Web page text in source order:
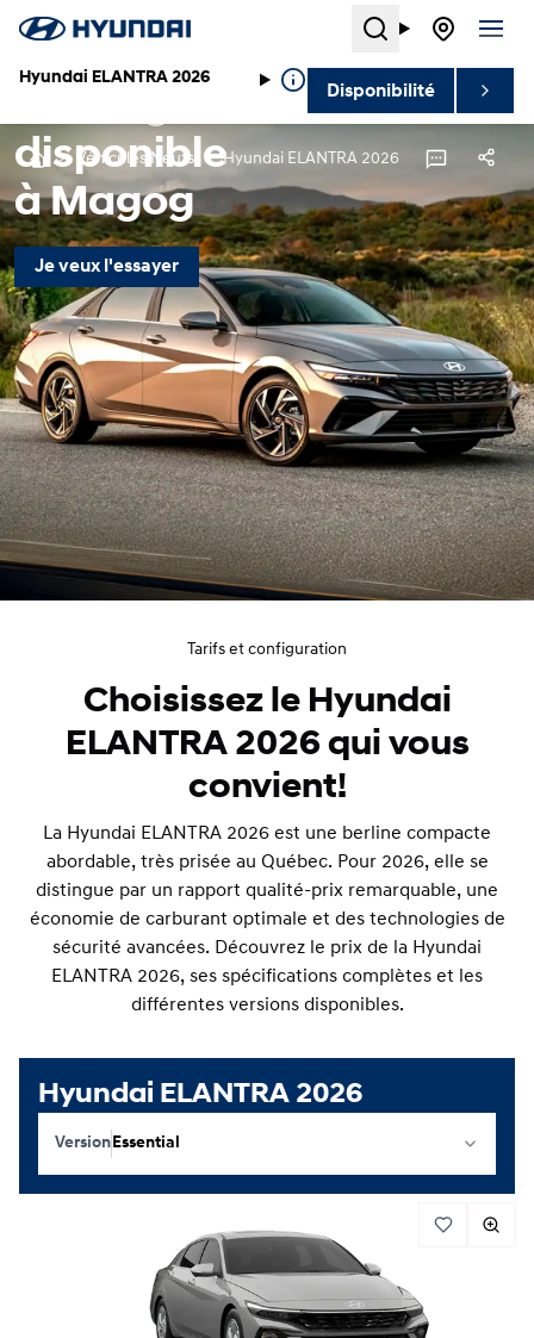
Search
Hyundai ELANTRA 2026
Disponibilité
> Véhicules Neufs > Hyundai ELANTRA 2026
Saisissante
sous tous
disponible
à Magog
Je veux l'essayer
Tarifs et configuration
Choisissez le Hyundai
ELANTRA 2026 qui vous
convient!
La Hyundai ELANTRA 2026 est une berline compacte
abordable, très prisée au Québec. Pour 2026, elle se
distingue par un rapport qualité-prix remarquable, une
économie de carburant optimale et des technologies de
sécurité avancées. Découvrez le prix de la Hyundai
ELANTRA 2026, ses spécifications complètes et les
différentes versions disponibles.
Hyundai ELANTRA 2026
VersionEssential